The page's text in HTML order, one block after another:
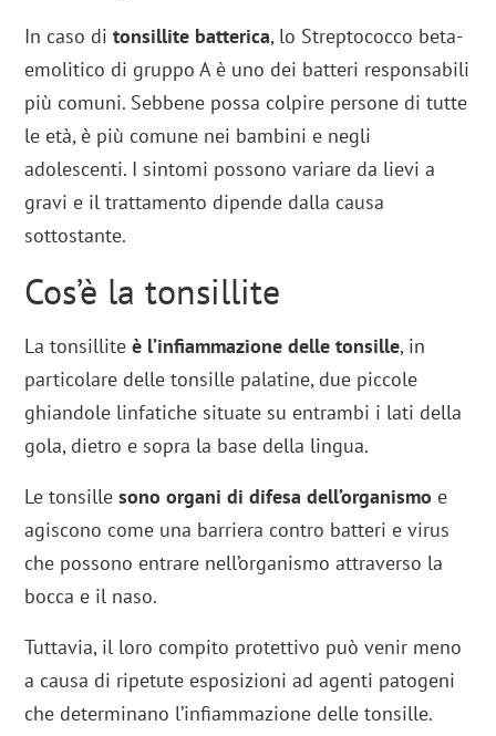
In caso ditonsillite batterica, lo Streptococco beta-
emolitico di gruppo A è uno dei batteri responsabili
più comuni. Sebbene possa colpire persone di tutte
le età, è più comune nei bambini e negli
adolescenti. I sintomi possono variare da lievi a
gravi e il trattamento dipende dalla causa
sottostante.
Cos’è la tonsillite
La tonsilliteè l’infiammazione delle tonsille, in
particolare delle tonsille palatine, due piccole
ghiandole linfatiche situate su entrambi i lati della
gola, dietro e sopra la base della lingua.
Le tonsille sono organi di difesa dell’organismo e
agiscono come una barriera contro batteri e virus
che possono entrare nell’organismo attraverso la
bocca e il naso.
Tuttavia, il loro compito protettivo può venir meno
a causa di ripetute esposizioni ad agenti patogeni
che determinano l’infiammazione delle tonsille.